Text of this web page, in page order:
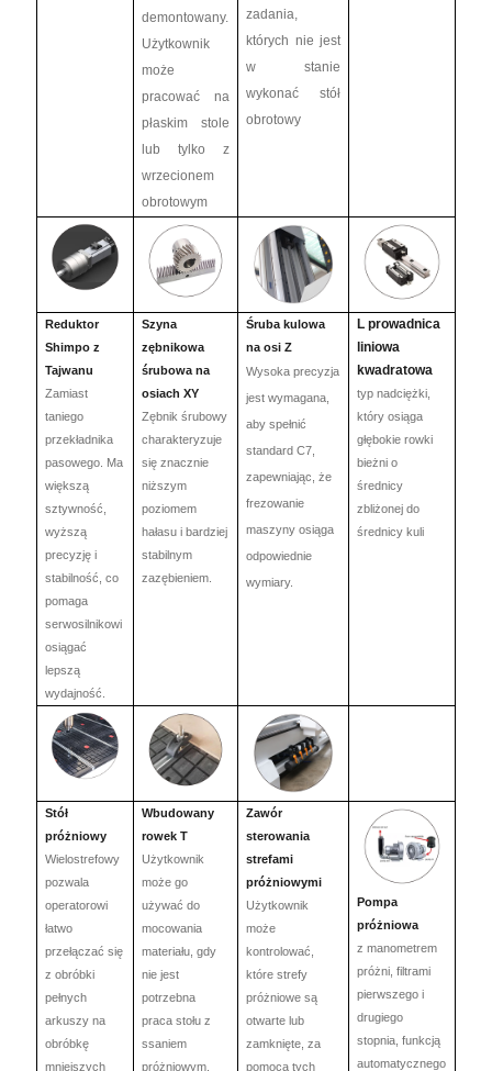
demontowany.
Użytkownik
może
pracować na
płaskim stole
lub tylko z
wrzecionem
obrotowym
zadania,
których nie jest
w stanie
wykonać stół
obrotowy
Reduktor
Shimpo z
Tajwanu
Zamiast
taniego
przekładnika
pasowego. Ma
większą
sztywność,
wyższą
precyzję i
stabilność, co
pomaga
serwosilnikowi
osiągać
lepszą
wydajność.
Szyna
zębnikowa
śrubowana
osiach XY
Zębnik śrubowy
charakteryzuje
się znacznie
niższym
poziomem
hałasu i bardziej
stabilnym
zazębieniem.
Śruba kulowa
na osi Z
Wysoka precyzja
jest wymagana,
aby spełnić
standard C7,
zapewniając, że
frezowanie
maszyny osiąga
odpowiednie
wymiary.
Lprowadnica
liniowa
kwadratowa
typ nadciężki,
który osiąga
głębokie rowki
bieżni o
średnicy
zbliżonej do
średnicy kuli
Stół
próżniowy
Wielostrefowy
pozwala
operatorowi
łatwo
przełączać się
z obróbki
pełnych
arkuszy na
obróbkę
mniejszych
Wbudowany
rowek T
Użytkownik
może go
używać do
mocowania
materiału, gdy
nie jest
potrzebna
praca stołu z
ssaniem
próżniowym.
Zawór
sterowania
strefami
próżniowymi
Użytkownik
może
kontrolować,
które strefy
próżniowe są
otwarte lub
zamknięte, za
pomocą tych
Pompa
próżniowa
z manometrem
próżni, filtrami
pierwszego i
drugiego
stopnia, funkcją
automatycznego